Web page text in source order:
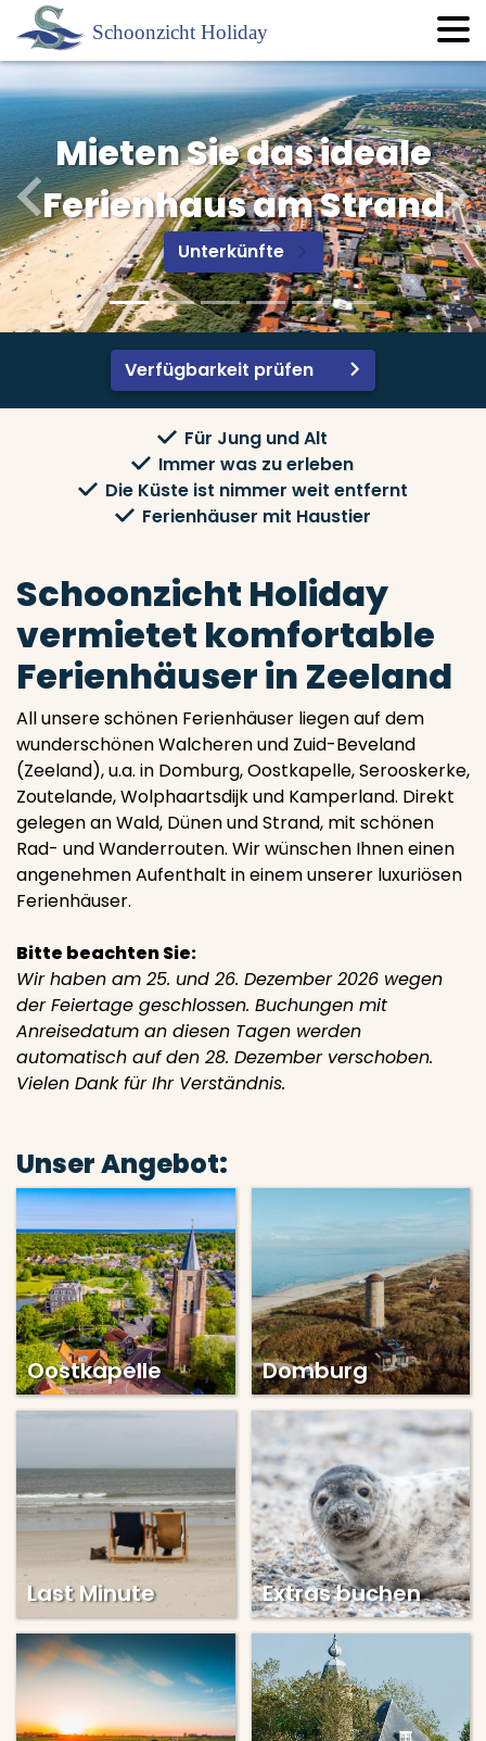
Mieten Sie das ideale
Ferienhaus am Strand
Unterkünfte I
Mieten Sie das ideale
Ferienhaus für die
gesamte Familie
Unterkünfte I
Verfügbarkeit prüfen
Für Jung und Alt
Immer was zu erleben
Die Küste ist nimmer weit entfernt
Ferienhäuser mit Haustier
Schoonzicht Holiday
vermietet komfortable
Ferienhäuser in Zeeland
All unsere schönen Ferienhäuser liegen auf dem
wunderschönen Walcheren und Zuid-Beveland
(Zeeland), u.a. in Domburg, Oostkapelle, Serooskerke,
Zoutelande, Wolphaartsdijk und Kamperland. Direkt
gelegen an Wald, Dünen und Strand, mit schönen
Rad- und Wanderrouten. Wir wünschen Ihnen einen
angenehmen Aufenthalt in einem unserer luxuriösen
Ferienhäuser.
Bitte beachten Sie:
Wir haben am 25. und 26. Dezember 2026 wegen
der Feiertage geschlossen. Buchungen mit
Anreisedatum an diesen Tagen werden
automatisch auf den 28. Dezember verschoben.
Vielen Dank für Ihr Verständnis.
Unser Angebot:
Oostkapelle Domburg
Last Minute Extras buchen